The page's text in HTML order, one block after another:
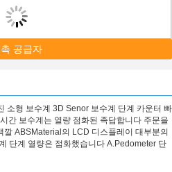
공급자
소형 보수계 3D Senor 보수계 단계 카운터 빠
간 보수계는 열량 점화된 족답합니다 주문을
ABSMaterial의 LCD 디스플레이 대부분의
단계 열량은 점화했습니다 A.Pedometer 단